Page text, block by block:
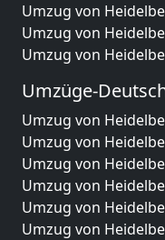
Umzug von
Umzug von
Umzug von
Umzüge-
Umzug von
Umzug von
Umzug von
Umzug von
Umzug von
Umzug von